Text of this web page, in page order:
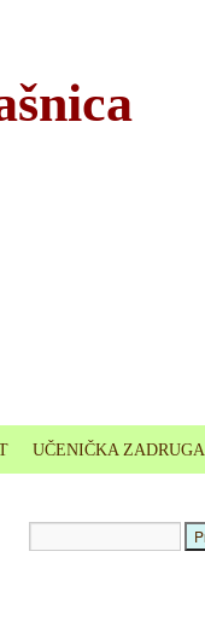
UČENIČKA ZADRUGA